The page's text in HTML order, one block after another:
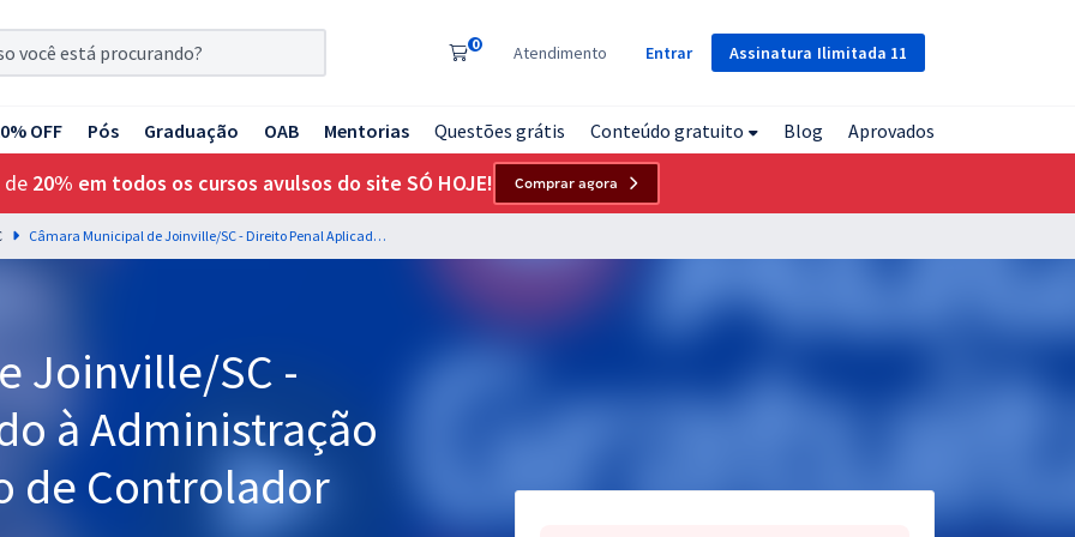
Assinatura Ilimitada 11
0 Atendimento Entrar
OFF Pós Graduação OAB Mentorias Questões grátis Conteúdo gratuito Blog Aprovados
de 20% em todos os cursos avulsos do site SÓ HOJE! Comprar agora
Câmara Municipal de Joinville/SC - Direito Penal Aplicado à Administração Pública Para o Cargo de Controlador Interno (Pós-Edital)
Joinville/SC -
à Administração
de Controlador